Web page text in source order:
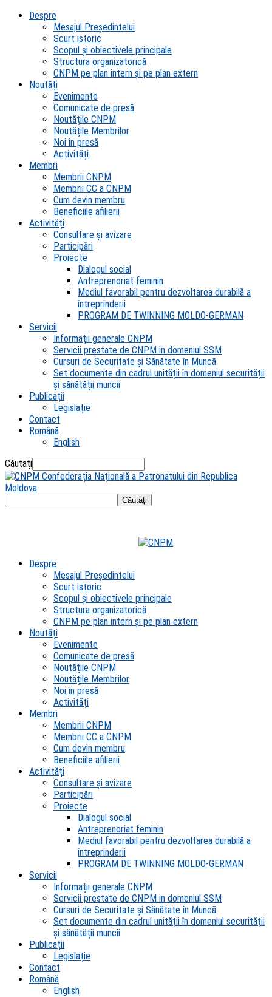
Despre
Mesajul Președintelui
Scurt istoric
Scopul şi obiectivele principale
Structura organizatorică
CNPM pe plan intern şi pe plan extern
Noutăți
Evenimente
Comunicate de presă
Noutățile CNPM
Noutățile Membrilor
Noi în presă
Activități
Membri
Membrii CNPM
Membrii CC a CNPM
Cum devin membru
Beneficiile afilierii
Activități
Consultare și avizare
Participări
Proiecte
Dialogul social
Antreprenoriat feminin
Mediul favorabil pentru dezvoltarea durabilă a
întreprinderii
PROGRAM DE TWINNING MOLDO-GERMAN
Servicii
Informații generale CNPM
Servicii prestate de CNPM in domeniul SSM
Cursuri de Securitate și Sănătate în Muncă
Set documente din cadrul unității în domeniul securității
și sănătății muncii
Publicații
Legislație
Contact
Română
English
Căutați
Confederația Națională a Patronatului din Republica
Moldova
Despre
Mesajul Președintelui
Scurt istoric
Scopul şi obiectivele principale
Structura organizatorică
CNPM pe plan intern şi pe plan extern
Noutăți
Evenimente
Comunicate de presă
Noutățile CNPM
Noutățile Membrilor
Noi în presă
Activități
Membri
Membrii CNPM
Membrii CC a CNPM
Cum devin membru
Beneficiile afilierii
Activități
Consultare și avizare
Participări
Proiecte
Dialogul social
Antreprenoriat feminin
Mediul favorabil pentru dezvoltarea durabilă a
întreprinderii
PROGRAM DE TWINNING MOLDO-GERMAN
Servicii
Informații generale CNPM
Servicii prestate de CNPM in domeniul SSM
Cursuri de Securitate și Sănătate în Muncă
Set documente din cadrul unității în domeniul securității
și sănătății muncii
Publicații
Legislație
Contact
Română
English